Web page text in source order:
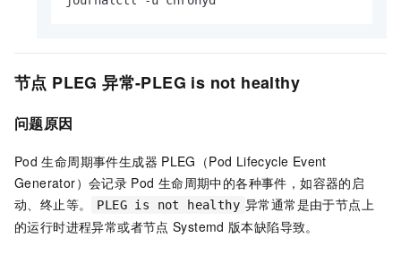
节点 PLEG 异常-PLEG is not healthy
问题原因
Pod 生命周期事件生成器 PLEG（Pod Lifecycle Event
Generator）会记录 Pod 生命周期中的各种事件，如容器的启
动、终止等。
PLEG is not healthy 异常通常是由于节点上
的运行时进程异常或者节点 Systemd 版本缺陷导致。